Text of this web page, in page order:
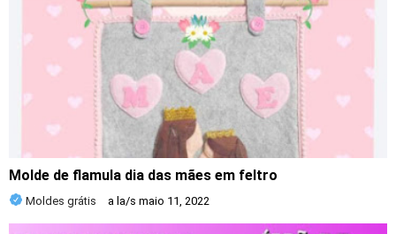
Molde de flamula dia das mães em feltro
Moldes grátis a la/s maio 11, 2022